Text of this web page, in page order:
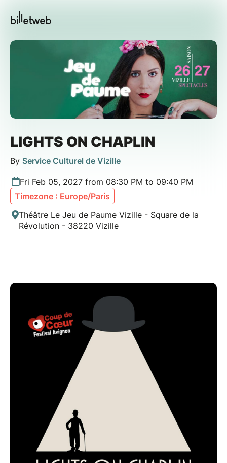
LIGHTS ON CHAPLIN
By Service Culturel de Vizille
Fri Feb 05, 2027 from 08:30 PM to 09:40 PM
Timezone : Europe/Paris
Théâtre Le Jeu de Paume Vizille - Square de la
Révolution - 38220 Vizille